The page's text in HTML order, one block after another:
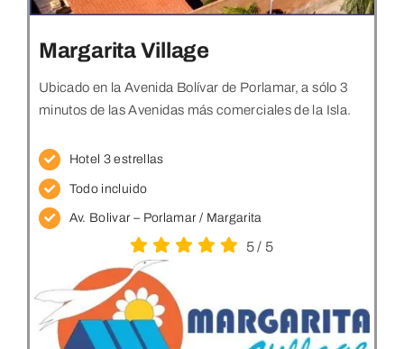
Margarita Village
Ubicado en la Avenida Bolívar de Porlamar, a sólo 3
minutos de las Avenidas más comerciales de la Isla.
Hotel 3 estrellas
Todo incluido
Av. Bolivar – Porlamar / Margarita
5/ 5